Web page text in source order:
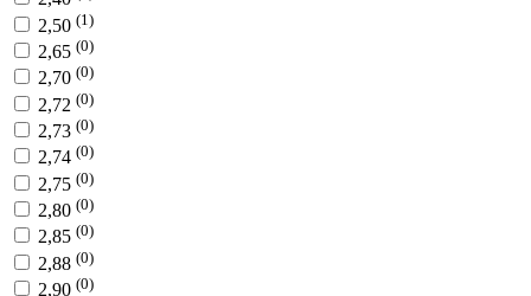
2,50 (1)
2,65 (0)
2,70 (0)
2,72 (0)
2,73 (0)
2,74 (0)
2,75 (0)
2,80 (0)
2,85 (0)
2,88 (0)
2,90 (0)